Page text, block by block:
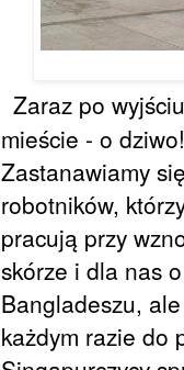
Zaraz po
mieście - o
Zastanawiamy
robotników,
pracują przy
skórze i dla nas
Bangladeszu,
każdym razie do